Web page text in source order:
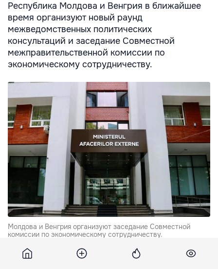
Республика Молдова и Венгрия в ближайшее
время организуют новый раунд
межведомственных политических
консультаций и заседание Совместной
межправительственной комиссии по
экономическому сотрудничеству.
Молдова и Венгрия организуют заседание Совместной
комиссии по экономическому сотрудничеству.